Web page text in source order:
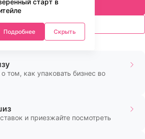
старт в
Подробнее Скрыть
Подобрать франшизу
Ближайшие выставки
том, как упаковать бизнес во
и приезжайте посмотреть